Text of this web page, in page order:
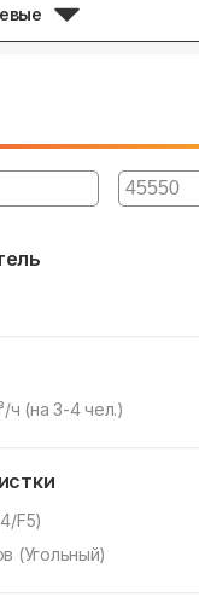
ч (на 3-4 чел.)
F5)
(Угольный)